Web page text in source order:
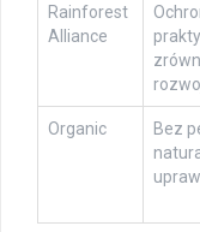
Rainforest
Alliance
Organic
Bez